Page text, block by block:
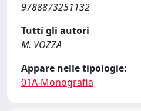
9788873251132
Tutti gli autori
M. VOZZA
Appare nelle tipologie:
01A-Monografia